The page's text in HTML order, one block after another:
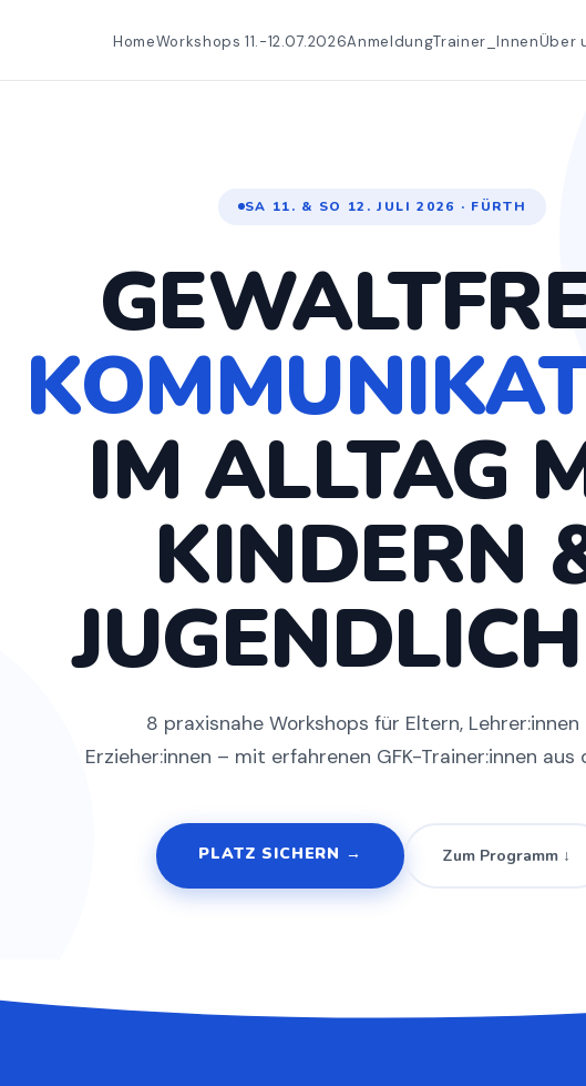
HomeWorkshops 11.-12.07.2026AnmeldungTrainer_InnenÜber
SA 11. & SO 12. JULI 2026 · FÜRTH
IM ALLTAG
KINDERN
8 praxisnahe Workshops für Eltern, Lehrer:innen
Erzieher:innen – mit erfahrenen GFK-Trainer:innen aus
PLATZ SICHERN → Zum Programm ↓